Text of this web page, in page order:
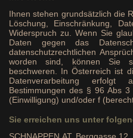
Ihnen stehen grundsätzlich die
Löschung, Einschränkung,
Widerspruch zu. Wenn Sie
Daten gegen das
datenschutzrechtlichen
worden sind, können Sie
beschweren. In Österreich ist
Datenverarbeitung
Bestimmungen des § 96 Abs
(Einwilligung) und/oder f
Sie erreichen uns unter